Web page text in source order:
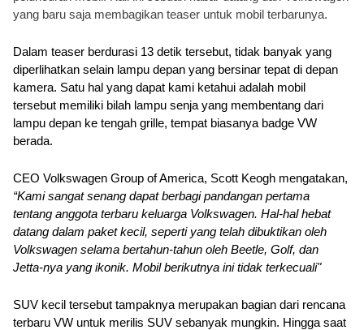
yang baru saja membagikan teaser untuk mobil terbarunya.
Dalam teaser berdurasi 13 detik tersebut, tidak banyak yang
diperlihatkan selain lampu depan yang bersinar tepat di depan
kamera. Satu hal yang dapat kami ketahui adalah mobil
tersebut memiliki bilah lampu senja yang membentang dari
lampu depan ke tengah grille, tempat biasanya badge VW
berada.
“Kami sangat senang dapat berbagi pandangan pertama
tentang anggota terbaru keluarga Volkswagen. Hal-hal hebat
datang dalam paket kecil, seperti yang telah dibuktikan oleh
Volkswagen selama bertahun-tahun oleh Beetle, Golf, dan
Jetta-nya yang ikonik. Mobil berikutnya ini tidak terkecuali"
SUV kecil tersebut tampaknya merupakan bagian dari rencana
terbaru VW untuk merilis SUV sebanyak mungkin. Hingga saat